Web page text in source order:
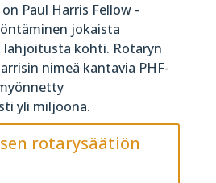
Paul Harris Fellow -
jokaista
kohti. Rotaryn
nimeä kantavia PHF-
yli miljoona.
rotarysäätiön